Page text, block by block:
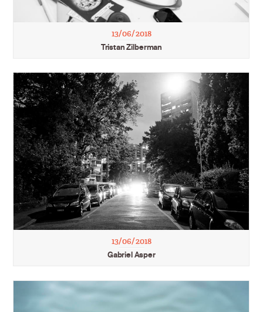
13/06/2018
Tristan Zilberman
13/06/2018
Gabriel Asper